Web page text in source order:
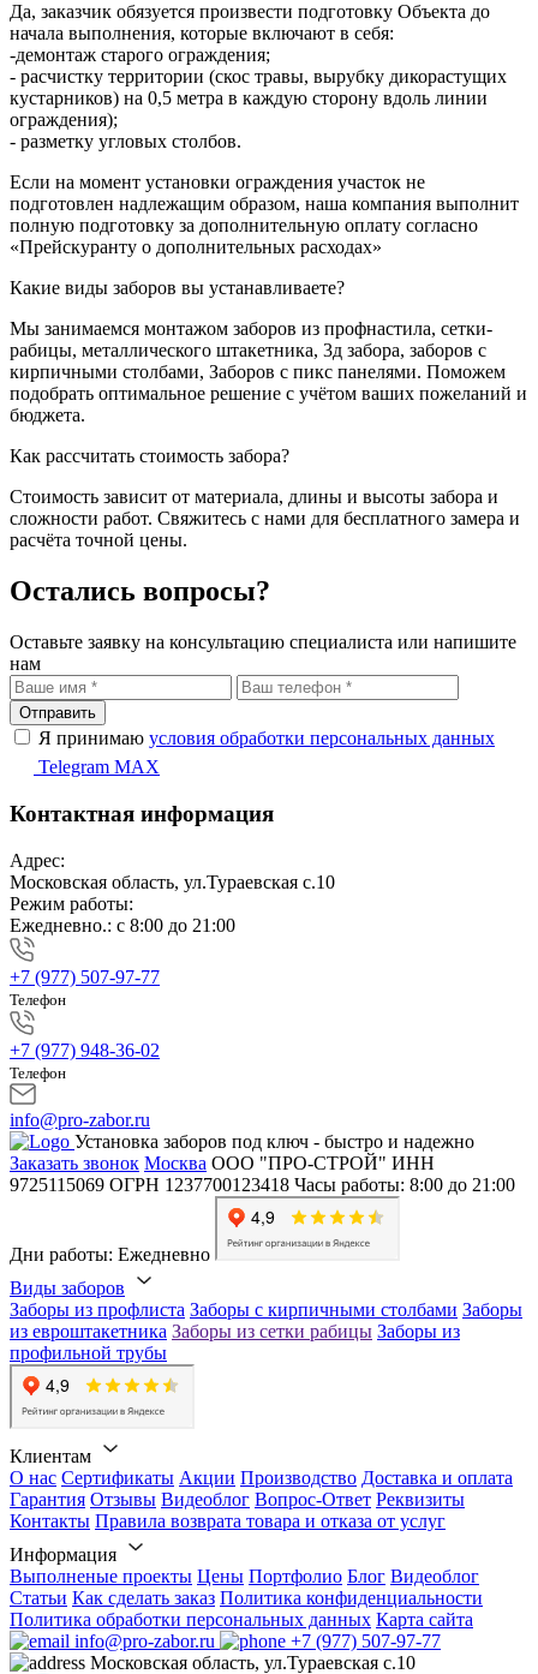
Да, заказчик обязуется произвести подготовку Объекта до
начала выполнения, которые включают в себя:
-демонтаж старого ограждения;
- расчистку территории (скос травы, вырубку дикорастущих
кустарников) на 0,5 метра в каждую сторону вдоль линии
ограждения);
- разметку угловых столбов.
Если на момент установки ограждения участок не
подготовлен надлежащим образом, наша компания выполнит
полную подготовку за дополнительную оплату согласно
«Прейскуранту о дополнительных расходах»
Какие виды заборов вы устанавливаете?
Мы занимаемся монтажом заборов из профнастила, сетки-
рабицы, металлического штакетника, 3д забора, заборов с
кирпичными столбами, Заборов с пикс панелями. Поможем
подобрать оптимальное решение с учётом ваших пожеланий и
бюджета.
Как рассчитать стоимость забора?
Стоимость зависит от материала, длины и высоты забора и
сложности работ. Свяжитесь с нами для бесплатного замера и
расчёта точной цены.
Остались вопросы?
Оставьте заявку на консультацию специалиста или напишите
нам
Отправить
Я принимаю условия обработки персональных данных
Telegram MAX
Контактная информация
Адрес:
Московская область, ул.Тураевская с.10
Режим работы:
Ежедневно.: с 8:00 до 21:00
+7 (977) 507-97-77
Телефон
+7 (977) 948-36-02
Телефон
info@pro-zabor.ru
Установка заборов под ключ - быстро и надежно
Заказать звонок Москва ООО "ПРО-СТРОЙ" ИНН
9725115069 ОГРН 1237700123418 Часы работы: 8:00 до 21:00
Дни работы: Ежедневно
Виды заборов
Заборы из профлиста Заборы с кирпичными столбами Заборы
из евроштакетника Заборы из сетки рабицы Заборы из
профильной трубы
Клиентам
О нас Сертификаты Акции Производство Доставка и оплата
Гарантия Отзывы Видеоблог Вопрос-Ответ Реквизиты
Контакты Правила возврата товара и отказа от услуг
Информация
Выполненые проекты Цены Портфолио Блог Видеоблог
Статьи Как сделать заказ Политика конфиденциальности
Политика обработки персональных данных Карта сайта
info@pro-zabor.ru
+7 (977) 507-97-77
Московская область, ул.Тураевская с.10